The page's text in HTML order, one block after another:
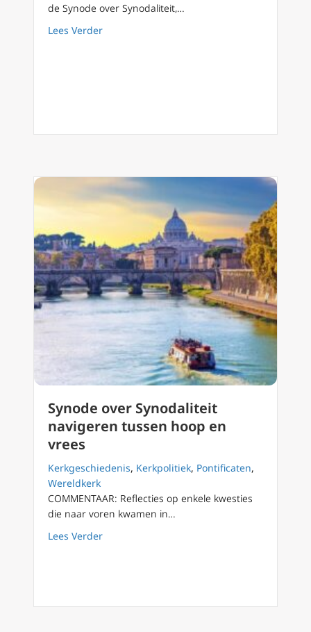
de Synode over Synodaliteit,…
Lees Verderabout Theologe veroordeelt ‘ernstig gebrek
Synode over Synodaliteit
navigeren tussen hoop en
vrees
Kerkgeschiedenis, Kerkpolitiek, Pontificaten,
Wereldkerk
COMMENTAAR: Reflecties op enkele kwesties
die naar voren kwamen in…
Lees Verderabout Synode over Synodaliteit navigeren